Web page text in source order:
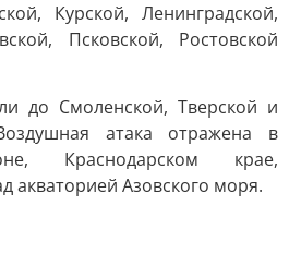
Курской, Ленинградской,
Псковской, Ростовской
до Смоленской, Тверской и
атака отражена в
Краснодарском крае,
акваторией Азовского моря.